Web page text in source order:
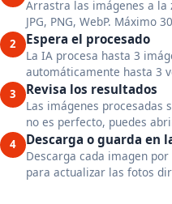
Arrastra las imágenes a la
JPG, PNG, WebP. Máximo
2 Espera el procesado
La IA procesa hasta 3
automáticamente hasta 3
3 Revisa los resultados
Las imágenes procesadas
no es perfecto, puedes
4 Descarga o guarda en
Descarga cada imagen
para actualizar las fotos